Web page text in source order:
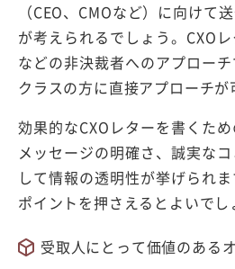
（CEO、CMOなど）に向けて
が考えられるでしょう。CXO
などの非決裁者へのアプロー
クラスの方に直接アプローチが
効果的なCXOレターを書くため
メッセージの明確さ、誠実な
して情報の透明性が挙げられ
ポイントを押さえるとよいでし
受取人にとって価値のある